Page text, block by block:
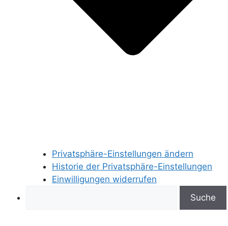
Privatsphäre-Einstellungen ändern
Historie der Privatsphäre-Einstellungen
Einwilligungen widerrufen